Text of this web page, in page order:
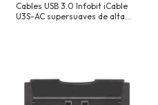
Cables USB 3.0 Infobit iCable
U3S-AC supersuaves de alta